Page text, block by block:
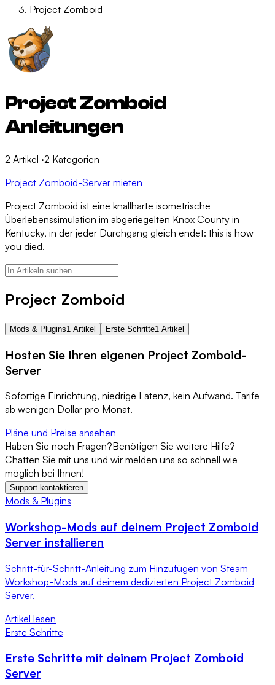
Project Zomboid
Project Zomboid
Anleitungen
2 Artikel ·2 Kategorien
Project Zomboid-Server mieten
Project Zomboid ist eine knallharte isometrische
Überlebenssimulation im abgeriegelten Knox County in
Kentucky, in der jeder Durchgang gleich endet: this is how
you died.
Project Zomboid
Mods & Plugins1 Artikel Erste Schritte1 Artikel
Hosten Sie Ihren eigenen Project Zomboid-
Server
Sofortige Einrichtung, niedrige Latenz, kein Aufwand. Tarife
ab wenigen Dollar pro Monat.
Pläne und Preise ansehen
Haben Sie noch Fragen?Benötigen Sie weitere Hilfe?
Chatten Sie mit uns und wir melden uns so schnell wie
möglich bei Ihnen!
Support kontaktieren
Mods & Plugins
Workshop-Mods auf deinem Project Zomboid
Server installieren
Schritt-für-Schritt-Anleitung zum Hinzufügen von Steam
Workshop-Mods auf deinem dedizierten Project Zomboid
Server.
Artikel lesen
Erste Schritte
Erste Schritte mit deinem Project Zomboid
Server